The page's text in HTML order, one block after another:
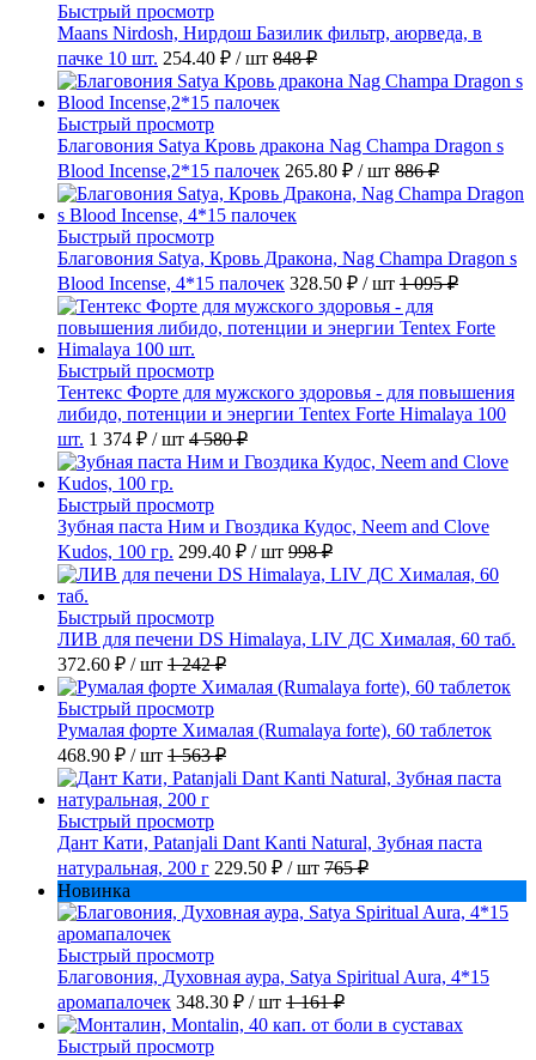
Быстрый просмотр
Maans Nirdosh, Нирдош Базилик фильтр, аюрведа, в
пачке 10 шт. 254.40 ₽ / шт 848 ₽
Быстрый просмотр
Благовония Satya Кровь дракона Nag Champa Dragon s
Blood Incense,2*15 палочек 265.80 ₽ / шт 886 ₽
Быстрый просмотр
Благовония Satya, Кровь Дракона, Nag Champa Dragon s
Blood Incense, 4*15 палочек 328.50 ₽ / шт 1 095 ₽
Быстрый просмотр
Тентекс Форте для мужского здоровья - для повышения
либидо, потенции и энергии Tentex Forte Himalaya 100
шт. 1 374 ₽ / шт 4 580 ₽
Быстрый просмотр
Зубная паста Ним и Гвоздика Кудос, Neem and Clove
Kudos, 100 гр. 299.40 ₽ / шт 998 ₽
Быстрый просмотр
ЛИВ для печени DS Himalaya, LIV ДС Хималая, 60 таб.
372.60 ₽ / шт 1 242 ₽
Быстрый просмотр
Румалая форте Хималая (Rumalaya forte), 60 таблеток
468.90 ₽ / шт 1 563 ₽
Быстрый просмотр
Дант Кати, Patanjali Dant Kanti Natural, Зубная паста
натуральная, 200 г 229.50 ₽ / шт 765 ₽
Новинка
Быстрый просмотр
Благовония, Духовная аура, Satya Spiritual Aura, 4*15
аромапалочек 348.30 ₽ / шт 1 161 ₽
Быстрый просмотр